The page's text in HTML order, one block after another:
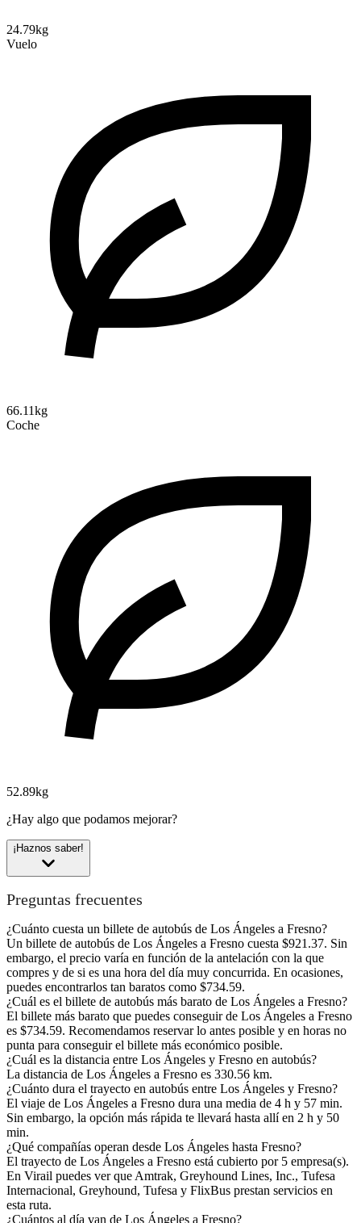
24.79kg
Vuelo
66.11kg
Coche
52.89kg
¿Hay algo que podamos mejorar?
¡Haznos saber!
Preguntas frecuentes
¿Cuánto cuesta un billete de autobús de Los Ángeles a Fresno?
Un billete de autobús de Los Ángeles a Fresno cuesta $921.37. Sin
embargo, el precio varía en función de la antelación con la que
compres y de si es una hora del día muy concurrida. En ocasiones,
puedes encontrarlos tan baratos como $734.59.
¿Cuál es el billete de autobús más barato de Los Ángeles a Fresno?
El billete más barato que puedes conseguir de Los Ángeles a Fresno
es $734.59. Recomendamos reservar lo antes posible y en horas no
punta para conseguir el billete más económico posible.
¿Cuál es la distancia entre Los Ángeles y Fresno en autobús?
La distancia de Los Ángeles a Fresno es 330.56 km.
¿Cuánto dura el trayecto en autobús entre Los Ángeles y Fresno?
El viaje de Los Ángeles a Fresno dura una media de 4 h y 57 min.
Sin embargo, la opción más rápida te llevará hasta allí en 2 h y 50
min.
¿Qué compañías operan desde Los Ángeles hasta Fresno?
El trayecto de Los Ángeles a Fresno está cubierto por 5 empresa(s).
En Virail puedes ver que Amtrak, Greyhound Lines, Inc., Tufesa
Internacional, Greyhound, Tufesa y FlixBus prestan servicios en
esta ruta.
¿Cuántos al día van de Los Ángeles a Fresno?